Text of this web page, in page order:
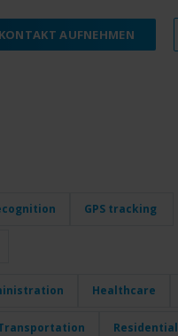
KONTAKT AUFNEHMEN
GPS tracking
Healthcare
Residential